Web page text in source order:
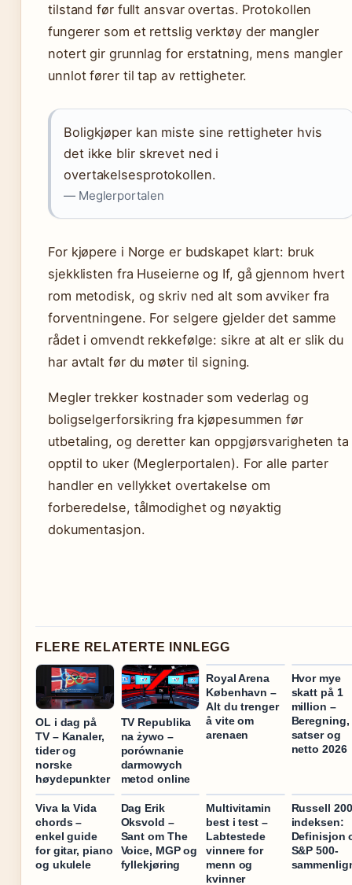
tilstand før fullt ansvar overtas. Protokollen
fungerer som et rettslig verktøy der mangler
notert gir grunnlag for erstatning, mens mangler
unnlot fører til tap av rettigheter.
Boligkjøper kan miste sine rettigheter hvis
det ikke blir skrevet ned i
overtakelsesprotokollen.
— Meglerportalen
For kjøpere i Norge er budskapet klart: bruk
sjekklisten fra Huseierne og If, gå gjennom hvert
rom metodisk, og skriv ned alt som avviker fra
forventningene. For selgere gjelder det samme
rådet i omvendt rekkefølge: sikre at alt er slik du
har avtalt før du møter til signing.
Megler trekker kostnader som vederlag og
boligselgerforsikring fra kjøpesummen før
utbetaling, og deretter kan oppgjørsvarigheten ta
opptil to uker (Meglerportalen). For alle parter
handler en vellykket overtakelse om
forberedelse, tålmodighet og nøyaktig
dokumentasjon.
FLERE RELATERTE INNLEGG
OL i dag på
TV – Kanaler,
tider og
norske
høydepunkter
TV Republika
na żywo –
porównanie
darmowych
metod online
Royal Arena
København –
Alt du trenger
å vite om
arenaen
Hvor mye
skatt på 1
million –
Beregning,
satser og
netto 2026
Viva la Vida
chords –
enkel guide
for gitar, piano
og ukulele
Dag Erik
Oksvold –
Sant om The
Voice, MGP og
fyllekjøring
Multivitamin
best i test –
Labtestede
vinnere for
menn og
kvinner
Russell
indeksen:
Definisjon
S&P 500-